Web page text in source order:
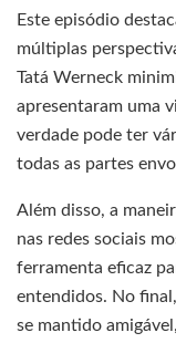
Este episódio
múltiplas
Tatá Werneck
apresentaram uma
verdade pode ter
todas as partes
Além disso, a
nas redes sociais
ferramenta eficaz
entendidos. No
se mantido